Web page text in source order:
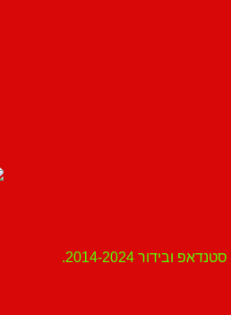
ובידור 2014-2024.